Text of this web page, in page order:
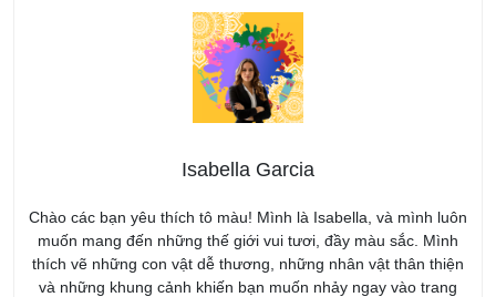
Isabella Garcia
Chào các bạn yêu thích tô màu! Mình là Isabella, và mình luôn
muốn mang đến những thế giới vui tươi, đầy màu sắc. Mình
thích vẽ những con vật dễ thương, những nhân vật thân thiện
và những khung cảnh khiến bạn muốn nhảy ngay vào trang